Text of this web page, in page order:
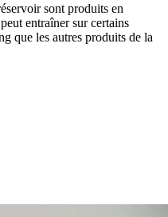
sont produits en
entraîner sur certains
que les autres produits de la